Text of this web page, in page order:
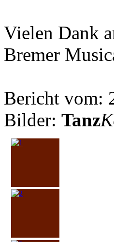
Vielen Dank
Bremer
Bericht vom:
Bilder: Tanz